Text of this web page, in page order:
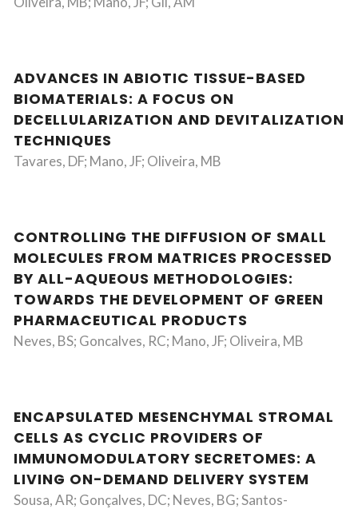
ADVANCES IN ABIOTIC TISSUE-BASED
BIOMATERIALS: A FOCUS ON
DECELLULARIZATION AND DEVITALIZATION
TECHNIQUES
Tavares, DF; Mano, JF; Oliveira, MB
CONTROLLING THE DIFFUSION OF SMALL
MOLECULES FROM MATRICES PROCESSED
BY ALL-AQUEOUS METHODOLOGIES:
TOWARDS THE DEVELOPMENT OF GREEN
PHARMACEUTICAL PRODUCTS
Neves, BS; Goncalves, RC; Mano, JF; Oliveira, MB
ENCAPSULATED MESENCHYMAL STROMAL
CELLS AS CYCLIC PROVIDERS OF
IMMUNOMODULATORY SECRETOMES: A
LIVING ON-DEMAND DELIVERY SYSTEM
Sousa, AR; Gonçalves, DC; Neves, BG; Santos-